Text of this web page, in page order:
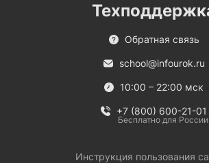
Обратная связь
school@infourok.ru
10:00 – 22:00 мск
+7 (800) 600-21-01
Бесплатно для России
Инструкция пользования